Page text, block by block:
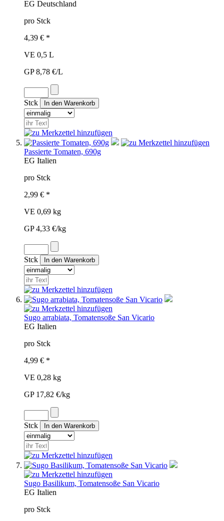
EG Deutschland
pro Stck
4,39 € *
VE 0,5 L
GP 8,78 €/L
Stck
Passierte Tomaten, 690g
EG Italien
pro Stck
2,99 € *
VE 0,69 kg
GP 4,33 €/kg
Stck
Sugo arrabiata, Tomatensoße San Vicario
EG Italien
pro Stck
4,99 € *
VE 0,28 kg
GP 17,82 €/kg
Stck
Sugo Basilikum, Tomatensoße San Vicario
EG Italien
pro Stck